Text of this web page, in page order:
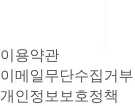
이용약관
이메일무단수집거부
개인정보보호정책